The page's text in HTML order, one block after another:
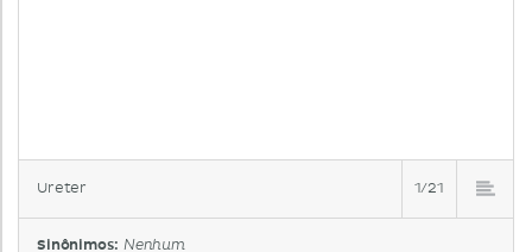
Ureter 1/21
Sinônimos: Nenhum